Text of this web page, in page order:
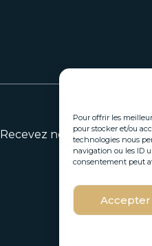
Pour offrir les
pour stocker et/ou
technologies nous
navigation ou les ID
consentement peut
Accepter
Recevez nos opportunités
E
m